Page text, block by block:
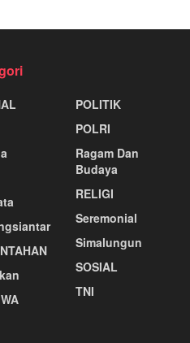
POLITIK
POLRI
Ragam Dan
Budaya
RELIGI
Seremonial
Simalungun
SOSIAL
TNI